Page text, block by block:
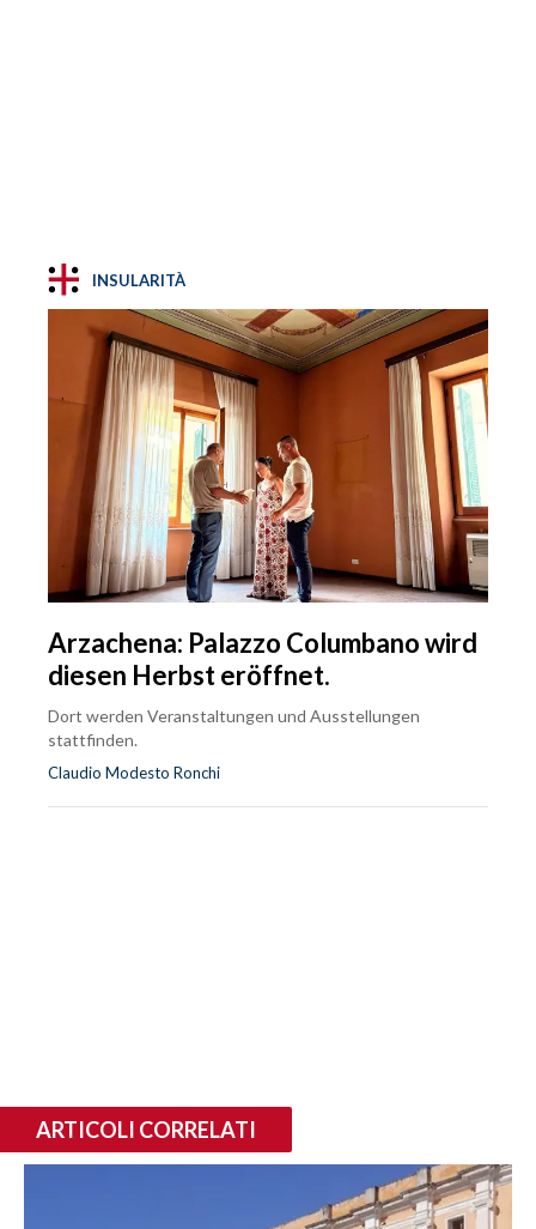
INSULARITÀ
Arzachena: Palazzo Columbano wird
diesen Herbst eröffnet.
Dort werden Veranstaltungen und Ausstellungen
stattfinden.
Claudio Modesto Ronchi
ARTICOLI CORRELATI